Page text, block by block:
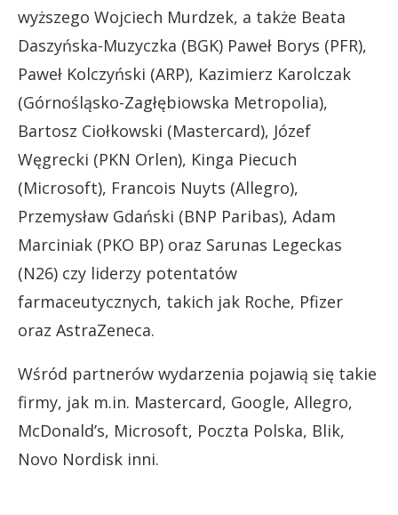
wyższego Wojciech Murdzek, a także Beata
Daszyńska-Muzyczka (BGK) Paweł Borys (PFR),
Paweł Kolczyński (ARP), Kazimierz Karolczak
(Górnośląsko-Zagłębiowska Metropolia),
Bartosz Ciołkowski (Mastercard), Józef
Węgrecki (PKN Orlen), Kinga Piecuch
(Microsoft), Francois Nuyts (Allegro),
Przemysław Gdański (BNP Paribas), Adam
Marciniak (PKO BP) oraz Sarunas Legeckas
(N26) czy liderzy potentatów
farmaceutycznych, takich jak Roche, Pfizer
oraz AstraZeneca.
Wśród partnerów wydarzenia pojawią się takie
firmy, jak m.in. Mastercard, Google, Allegro,
McDonald’s, Microsoft, Poczta Polska, Blik,
Novo Nordisk inni.